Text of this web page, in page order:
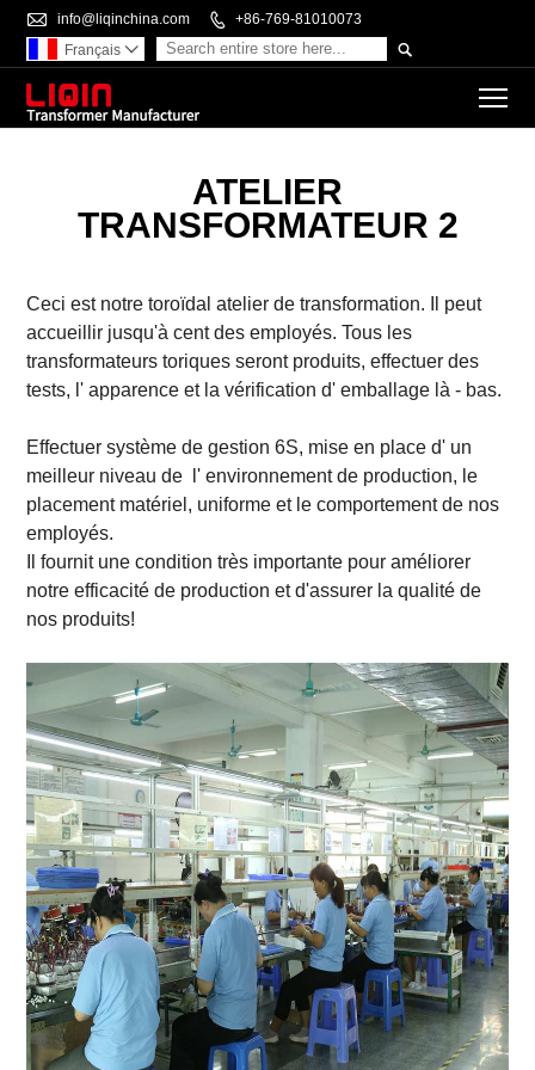
 info@liqinchina.com  +86-769-81010073

Français 
ATELIER
TRANSFORMATEUR 2
Ceci est notre toroïdalatelier de transformation. Il peut
accueillir jusqu'à cent des employés.Tous les
transformateurs toriques seront produits, effectuer des
tests, l' apparence et la vérification d' emballage là - bas.
Effectuer système de gestion 6S, mise en place d' un
meilleur niveau de l'environnement de production, le
placement matériel, uniforme et le comportement de nos
employés.
Il fournit une condition très importante pour améliorer
notre efficacité de production et d'assurer la qualité de
nos produits!